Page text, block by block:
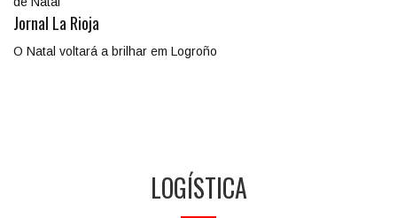
Jornal La Rioja
O Natal voltará a brilhar em Logroño
LOGÍSTICA